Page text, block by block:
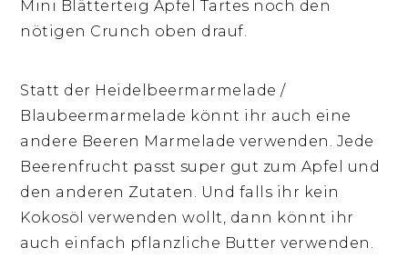
Mini Blätterteig Apfel Tartes noch den
nötigen Crunch oben drauf.
Statt der Heidelbeermarmelade /
Blaubeermarmelade könnt ihr auch eine
andere Beeren Marmelade verwenden. Jede
Beerenfrucht passt super gut zum Apfel und
den anderen Zutaten. Und falls ihr kein
Kokosöl verwenden wollt, dann könnt ihr
auch einfach pflanzliche Butter verwenden.